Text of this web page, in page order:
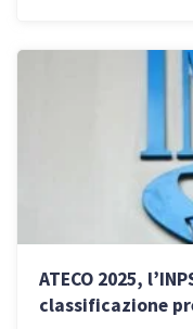
ATECO 2025,
classificazione